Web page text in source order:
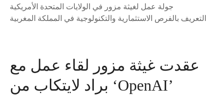
جولة عمل لغيثة مزور في الولايات المتحدة الأمريكية
التعريف بالفرص الاستثمارية والتكنولوجية في المملكة المغربية
عقدت غيثة مزور لقاء عمل مع
براد لايتكاب من ‘OpenAI’